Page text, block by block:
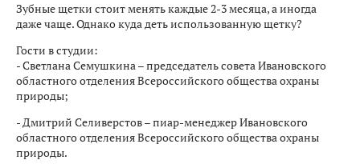
Зубные щетки стоит менять каждые 2-3 месяца, а иногда
даже чаще. Однако куда деть использованную щетку?
Гости в студии:
- Светлана Семушкина – председатель совета Ивановского
областного отделения Всероссийского общества охраны
природы;
- Дмитрий Селиверстов – пиар-менеджер Ивановского
областного отделения Всероссийского общества охраны
природы.